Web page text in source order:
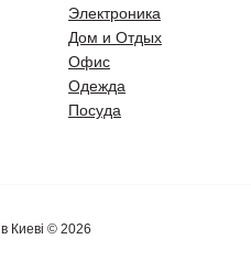
Электроника
Дом и Отдых
Офис
Одежда
Посуда
Киеві © 2026